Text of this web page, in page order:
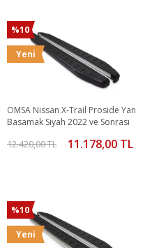
%10
Yeni
OMSA Nissan X-Trail Proside Yan
Basamak Siyah 2022 ve Sonrası
12.420,00 TL 11.178,00 TL
%10
Yeni